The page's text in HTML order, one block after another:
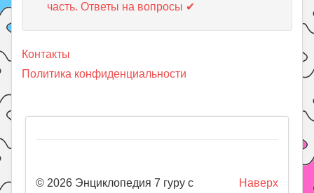
часть. Ответы на вопросы ✔
Контакты
Политика конфиденциальности
Наверх
© 2026 Энциклопедия 7 гуру с